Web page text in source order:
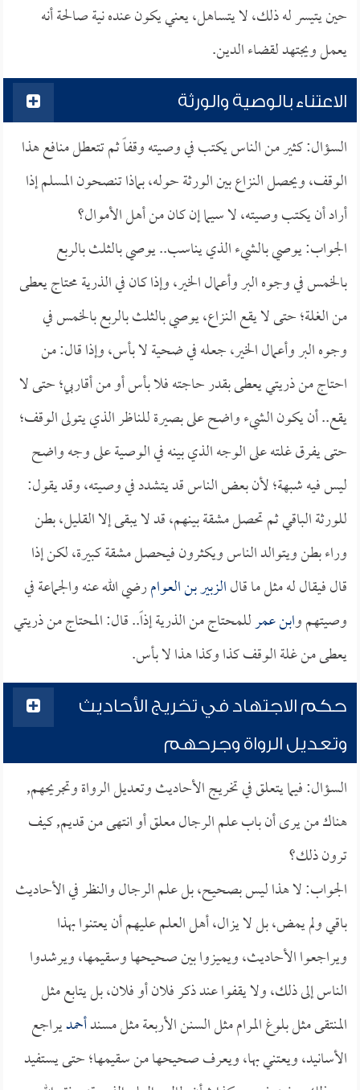
حين يتيسر له ذلك، لا يتساهل، يعني يكون عنده نية صالحة أنه
يعمل ويجتهد لقضاء الدين.
الاعتناء بالوصية والورثة
السؤال: كثير من الناس يكتب في وصيته وقفاً ثم تتعطل منافع هذا
الوقف، ويحصل النزاع بين الورثة حوله، بماذا تنصحون المسلم إذا
أراد أن يكتب وصيته، لا سيما إن كان من أهل الأموال؟
الجواب: يوصي بالشيء الذي يناسب.. يوصي بالثلث بالربع
بالخمس في وجوه البر وأعمال الخير، وإذا كان في الذرية محتاج يعطى
من الغلة؛ حتى لا يقع النزاع، يوصي بالثلث بالربع بالخمس في
وجوه البر وأعمال الخير، جعله في ضحية لا بأس، وإذا قال: من
احتاج من ذريتي يعطى بقدر حاجته فلا بأس أو من أقاربي؛ حتى لا
يقع.. أن يكون الشيء واضح على بصيرة للناظر الذي يتولى الوقف؛
حتى يفرق غلته على الوجه الذي بينه في الوصية على وجه واضح
ليس فيه شبهة؛ لأن بعض الناس قد يتشدد في وصيته، وقد يقول:
للورثة الباقي ثم تحصل مشقة بينهم، قد لا يبقى إلا القليل، بطن
وراء بطن ويتوالد الناس ويكثرون فيحصل مشقة كبيرة، لكن إذا
قال فيقال له مثل ما قالالزبير بن العوامرضي الله عنه والجماعة في
وصيتهم وابن عمرللمحتاج من الذرية إذاً.. قال: المحتاج من ذريتي
يعطى من غلة الوقف كذا وكذا هذا لا بأس.
حكم الاجتهاد في تخريج الأحاديث
وتعديل الرواة وجرحهم
السؤال: فيما يتعلق في تخريج الأحاديث وتعديل الرواة وتجريحهم,
هناك من يرى أن باب علم الرجال معلق أو انتهى من قديم, كيف
ترون ذلك؟
الجواب: لا هذا ليس بصحيح، بل علم الرجال والنظر في الأحاديث
باقي ولم يمض، بل لا يزال، أهل العلم عليهم أن يعتنوا بهذا
ويراجعوا الأحاديث، ويميزوا بين صحيحها وسقيمها، ويرشدوا
الناس إلى ذلك، ولا يقفوا عند ذكر فلان أو فلان، بل يتابع مثل
المنتقى مثل بلوغ المرام مثل السنن الأربعة مثل مسندأحمديراجع
الأسانيد، ويعتني بها، ويعرف صحيحها من سقيمها؛ حتى يستفيد